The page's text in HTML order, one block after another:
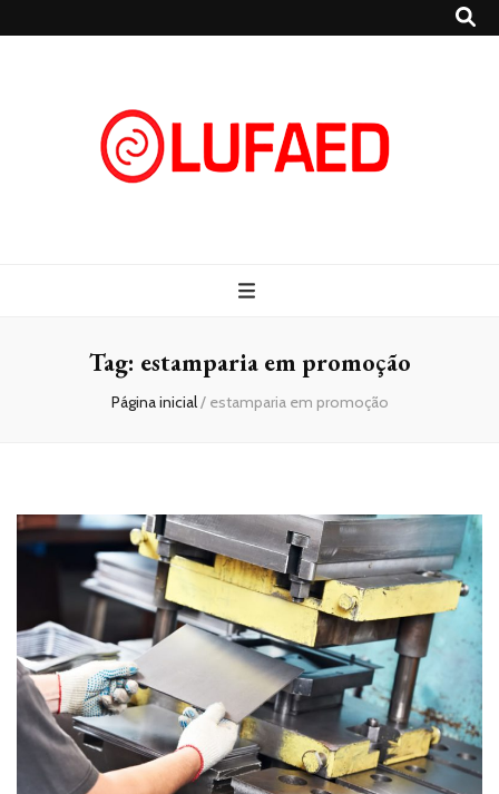
Tag: estamparia em promoção
Página inicial/ estamparia em promoção